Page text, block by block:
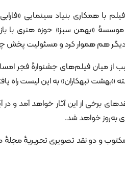
با همکاری بنیاد سینمایی
«بهمن سبز» حوزه هنری با
هم هموار کرد و مسئولیت پخش
از میان فیلم‌های جشنوارهٔ فجر
«بهشت تبهکاران» به این لیست راه
به‌روز خواهد شد.